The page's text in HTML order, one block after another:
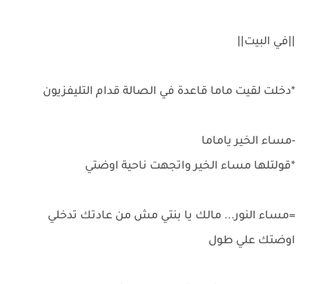
||في البيت||
*دخلت لقيت ماما قاعدة في الصالة قدام التليفزيون
-مساء الخير ياماما
*قولتلها مساء الخير واتجهت ناحية اوضتي
=مساء النور... مالك يا بنتي مش من عادتك تدخلي
اوضتك علي طول